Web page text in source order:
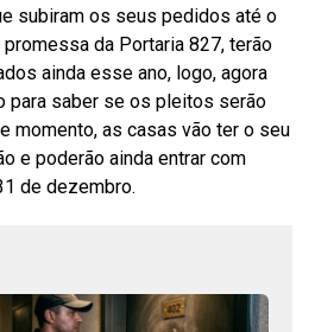
subiram os seus pedidos até o
da Portaria 827, terão
ainda esse ano, logo, agora
para saber se os pleitos serão
momento, as casas vão ter o seu
e poderão ainda entrar com
de dezembro.